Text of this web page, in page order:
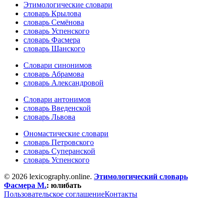
Этимологические словари
словарь Крылова
словарь Семёнова
словарь Успенского
словарь Фасмера
словарь Шанского
Словари синонимов
словарь Абрамова
словарь Александровой
Словари антонимов
словарь Введенской
словарь Львова
Ономастические словари
словарь Петровского
словарь Суперанской
словарь Успенского
© 2026 lexicography.online. Этимологический словарь
Фасмера М.: юлибать
Пользовательское соглашениеКонтакты